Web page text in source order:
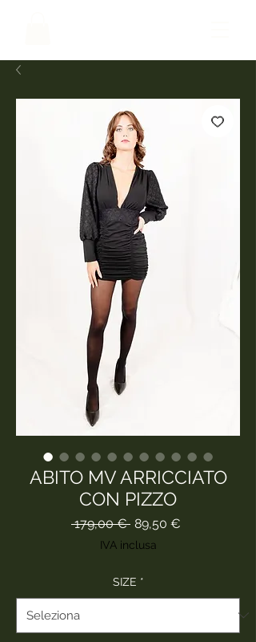
ABITO MV ARRICCIATO
CON PIZZO
179,00 € Prezzo
regolare
89,50 €
IVA inclusa
SIZE *